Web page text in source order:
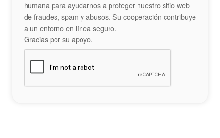
humana para ayudarnos a proteger nuestro sitio web
de fraudes, spam y abusos. Su cooperación contribuye
a un entorno en línea seguro.
Gracias por su apoyo.